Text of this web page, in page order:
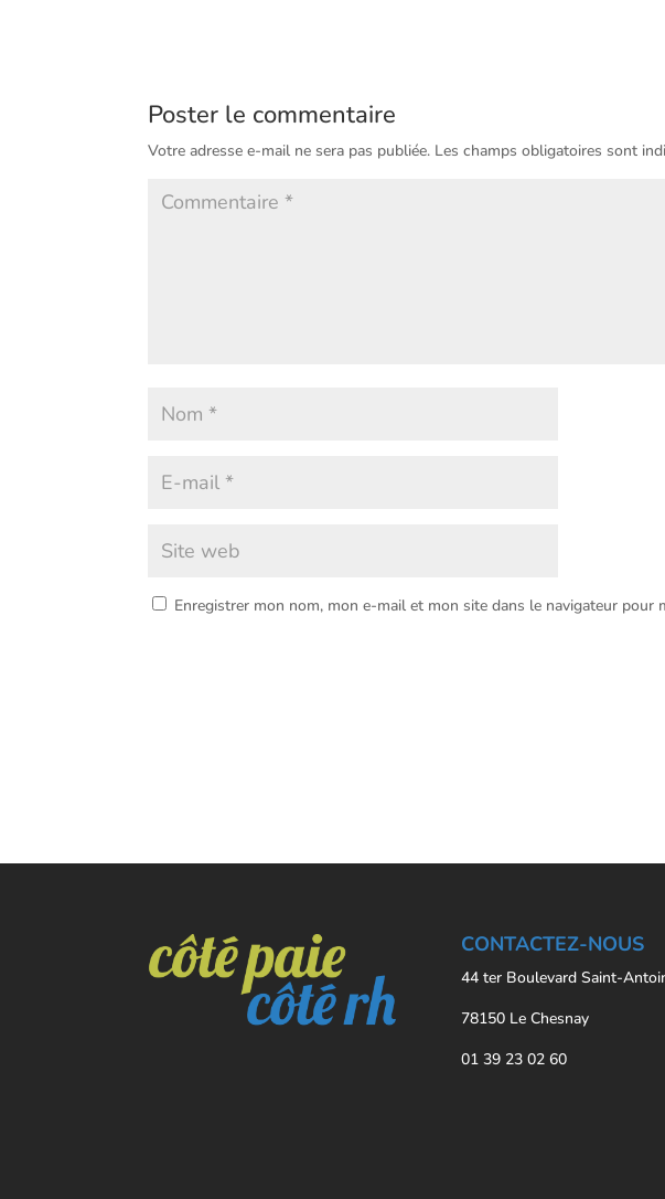
Poster le commentaire
Votre adresse e-mail ne sera pas publiée. Les champs obligatoires sont
Enregistrer mon nom, mon e-mail et mon site dans le navigateur pour
CONTACTEZ-NOUS
44 ter Boulevard Saint-
78150 Le Chesnay
01 39 23 02 60